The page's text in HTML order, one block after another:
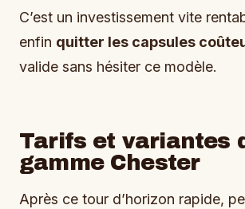
C’est un investissement vite
enfin quitter les capsules
valide sans hésiter ce modèle.
Tarifs et variantes
gamme Chester
Après ce tour d’horizon rapide,